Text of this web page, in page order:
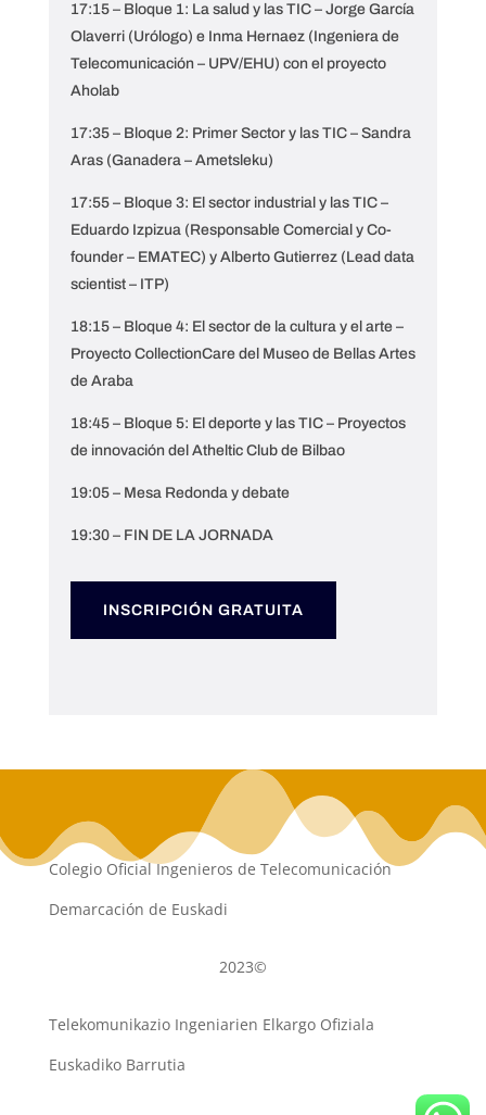
17:15 – Bloque 1: La salud y las TIC – Jorge García
Olaverri (Urólogo) e Inma Hernaez (Ingeniera de
Telecomunicación – UPV/EHU) con el proyecto
Aholab
17:35 – Bloque 2: Primer Sector y las TIC – Sandra
Aras (Ganadera – Ametsleku)
17:55 – Bloque 3: El sector industrial y las TIC –
Eduardo Izpizua (Responsable Comercial y Co-
founder – EMATEC) y Alberto Gutierrez (Lead data
scientist – ITP)
18:15 – Bloque 4: El sector de la cultura y el arte –
Proyecto CollectionCare del Museo de Bellas Artes
de Araba
18:45 – Bloque 5: El deporte y las TIC – Proyectos
de innovación del Atheltic Club de Bilbao
19:05 – Mesa Redonda y debate
19:30 – FIN DE LA JORNADA
INSCRIPCIÓN GRATUITA
Colegio Oficial Ingenieros de Telecomunicación
Demarcación de Euskadi
2023©
Telekomunikazio Ingeniarien Elkargo Ofiziala
Euskadiko Barrutia